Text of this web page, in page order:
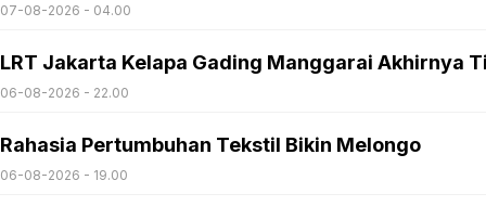
07-08-2026 - 04.00
LRT Jakarta Kelapa Gading Manggarai Akhirnya
06-08-2026 - 22.00
Rahasia Pertumbuhan Tekstil Bikin Melongo
06-08-2026 - 19.00